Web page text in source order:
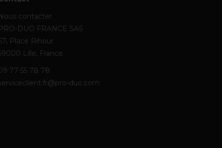
contacter
DUO FRANCE SAS
Place Rihour
Lille, France
77 55 78 78
duo.com